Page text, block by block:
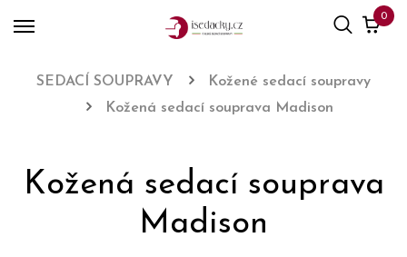
0
SEDACÍ SOUPRAVY
Kožené sedací soupravy
Kožená sedací souprava Madison
Kožená sedací souprava
Madison